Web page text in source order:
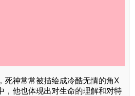
死神常常被描绘成冷酷无情的角X
，他也体现出对生命的理解和对特